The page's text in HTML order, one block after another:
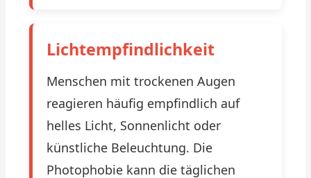
Lichtempfindlichkeit
Menschen mit trockenen Augen
reagieren häufig empfindlich auf
helles Licht, Sonnenlicht oder
künstliche Beleuchtung. Die
Photophobie kann die täglichen